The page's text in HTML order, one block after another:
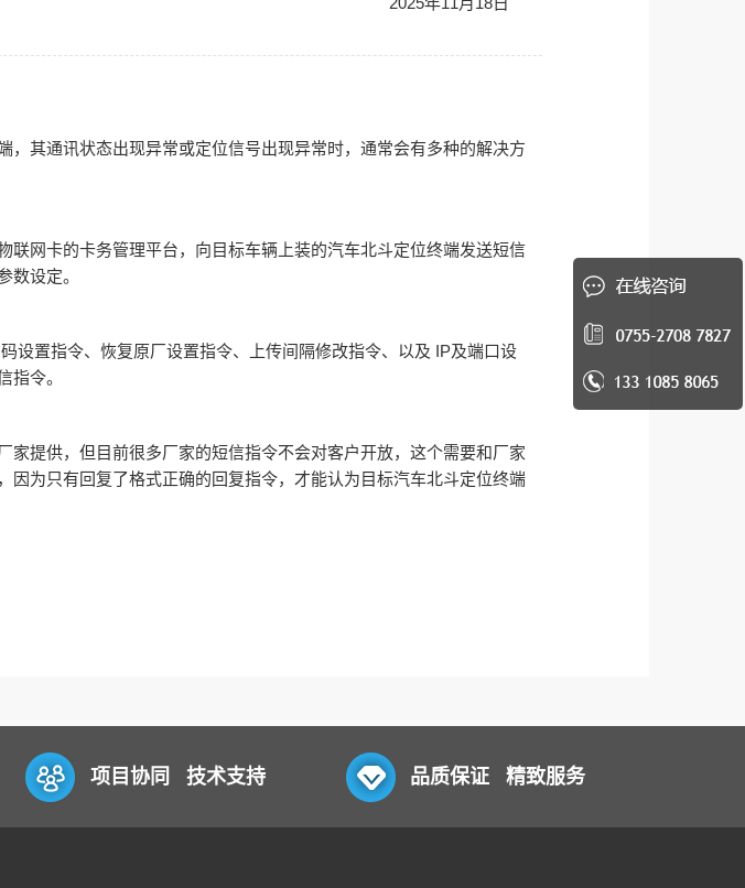
，其通讯状态出现异常或定位信号出现异常时，通常会有多种的解决方
网卡的卡务管理平台，向目标车辆上装的汽车北斗定位终端发送短信
数设定。
设置指令、恢复原厂设置指令、上传间隔修改指令、以及 IP及端口设
指令。
提供，但目前很多厂家的短信指令不会对客户开放，这个需要和厂家
为只有回复了格式正确的回复指令，才能认为目标汽车北斗定位终端
项目协同 技术支持 品质保证 精致服务